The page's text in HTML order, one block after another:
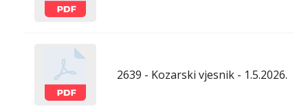
2639 - Kozarski vjesnik - 1.5.2026.